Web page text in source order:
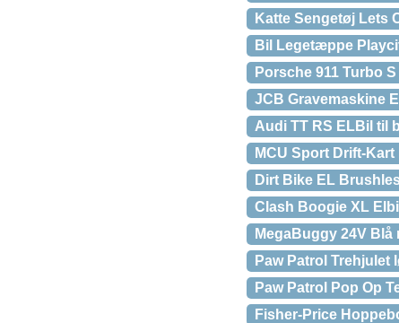
Katte Sengetøj Lets
Bil Legetæppe
Porsche 911 Turbo S
JCB Gravemaskine
Audi TT RS ELBil til
MCU Sport Drift-
Dirt Bike EL
Clash Boogie XL
MegaBuggy 24V Blå
Paw Patrol Trehjulet
Paw Patrol Pop Op
Fisher-Price